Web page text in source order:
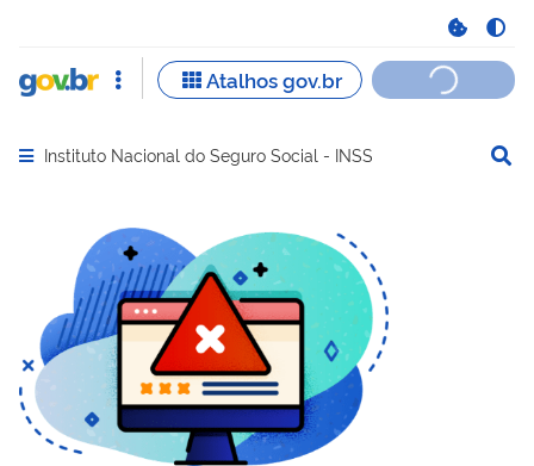
Abrir menu principal de navegação
Instituto Nacional do Seguro Social - INSS